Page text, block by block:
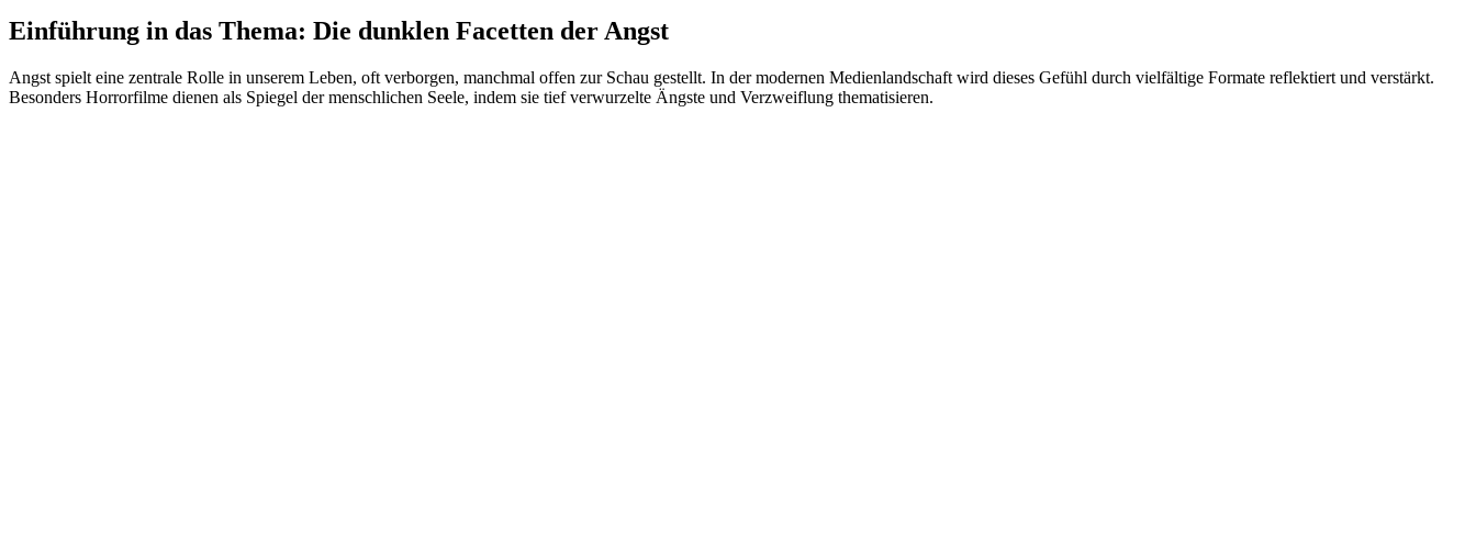
Einführung in das Thema: Die dunklen Facetten der Angst
Angst spielt eine zentrale Rolle in unserem Leben, oft verborgen, manchmal offen zur Schau gestellt. In der modernen Medienlandschaft wird dieses Gefühl durch vielfältige Formate reflektiert und verstärkt.
Besonders Horrorfilme dienen als Spiegel der menschlichen Seele, indem sie tief verwurzelte Ängste und Verzweiflung thematisieren.